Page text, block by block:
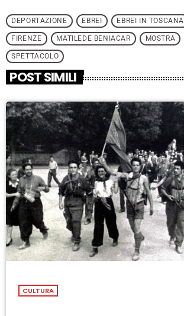
DEPORTAZIONE EBREI EBREI IN TOSCANA
FIRENZE MATILEDE BENIACAR MOSTRA
SPETTACOLO
POST SIMILI
CULTURA